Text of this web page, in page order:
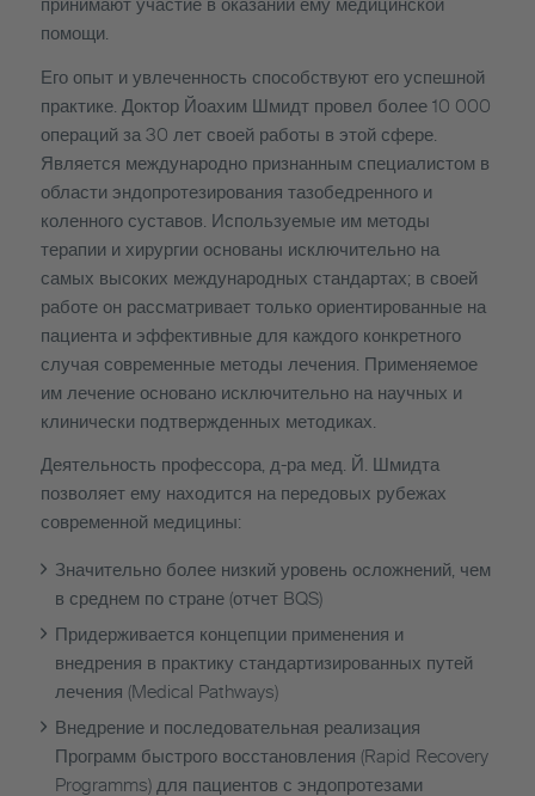
принимают участие в оказании ему медицинской
помощи.
Его опыт и увлеченность способствуют его успешной
практике. Доктор Йоахим Шмидт провел более 10 000
операций за 30 лет своей работы в этой сфере.
Является международно признанным специалистом в
области эндопротезирования тазобедренного и
коленного суставов. Используемые им методы
терапии и хирургии основаны исключительно на
самых высоких международных стандартах; в своей
работе он рассматривает только ориентированные на
пациента и эффективные для каждого конкретного
случая современные методы лечения. Применяемое
им лечение основано исключительно на научных и
клинически подтвержденных методиках.
Деятельность профессора, д-ра мед. Й. Шмидта
позволяет ему находится на передовых рубежах
современной медицины:
Значительно более низкий уровень осложнений, чем
в среднем по стране (отчет BQS)
Придерживается концепции применения и
внедрения в практику стандартизированных путей
лечения (Medical Pathways)
Внедрение и последовательная реализация
Программ быстрого восстановления (Rapid Recovery
Programms) для пациентов с эндопротезами